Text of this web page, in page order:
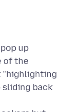
up
of the
"highlighting
back